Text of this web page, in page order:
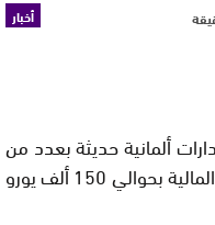
أخبار
ألمانية حديثة بعدد من
المحاور الطرقية الرئيسية تبلغ قيمتها المالية بحوالي 150 ألف يورو